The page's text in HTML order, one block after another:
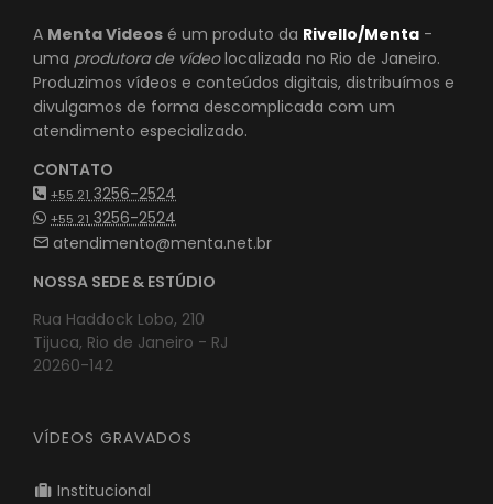
A Menta Videos é um produto da Rivello/Menta -
uma produtora de vídeolocalizada no Rio de Janeiro.
Produzimos vídeos e conteúdos digitais, distribuímos e
divulgamos de forma descomplicada com um
atendimento especializado.
CONTATO
+55 213256-2524
+55 213256-2524
atendimento@menta.net.br
NOSSA SEDE & ESTÚDIO
Rua Haddock Lobo, 210
Tijuca, Rio de Janeiro - RJ
20260-142
VÍDEOS GRAVADOS
Institucional